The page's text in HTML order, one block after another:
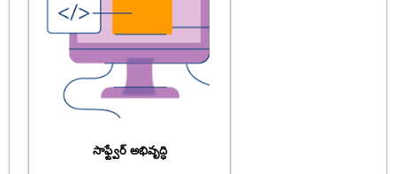
సాఫ్ట్వేర్ అభివృద్ధి